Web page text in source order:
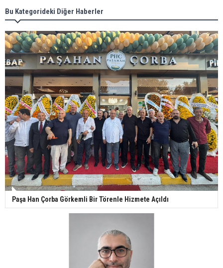
Bu Kategorideki Diğer Haberler
Paşa Han Çorba Görkemli Bir Törenle Hizmete Açıldı